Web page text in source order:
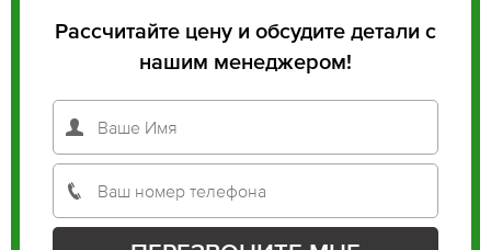
Рассчитайте цену и обсудите детали с
нашим менеджером!